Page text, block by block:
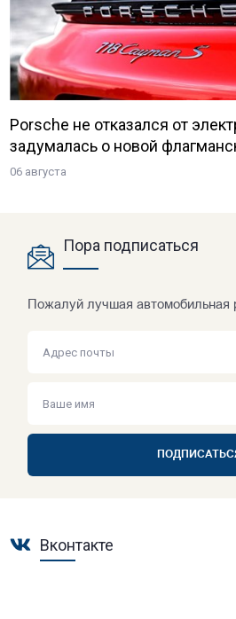
Porsche не отказался от
задумалась о новой
06 августа
Пора подписаться
Пожалуй лучшая
Вконтакте